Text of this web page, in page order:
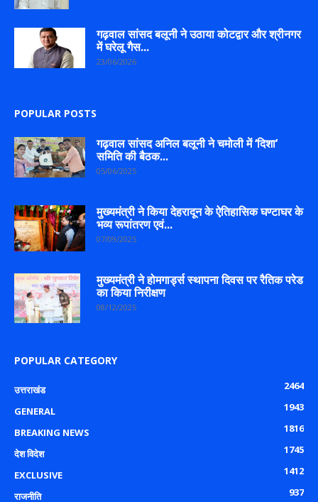
गढ़वाल सांसद बलूनी ने उठाया कोटद्वार और श्रीनगर
में घरेलू गैस...
23/06/2026
POPULAR POSTS
गढ़वाल सांसद अनिल बलूनी ने चमोली में ‘दिशा’
समिति की बैठक...
05/06/2025
मुख्यमंत्री ने किया देहरादून के ऐतिहासिक घण्टाघर के
भव्य रूपांतरण एवं...
07/09/2025
मुख्यमंत्री ने होमगार्ड्स स्थापना दिवस पर रैतिक परेड
का किया निरीक्षण
08/12/2025
POPULAR CATEGORY
उत्तराखंड
2464
GENERAL
1943
BREAKING NEWS
1816
देश विदेश
1745
EXCLUSIVE
1412
राजनीति
937